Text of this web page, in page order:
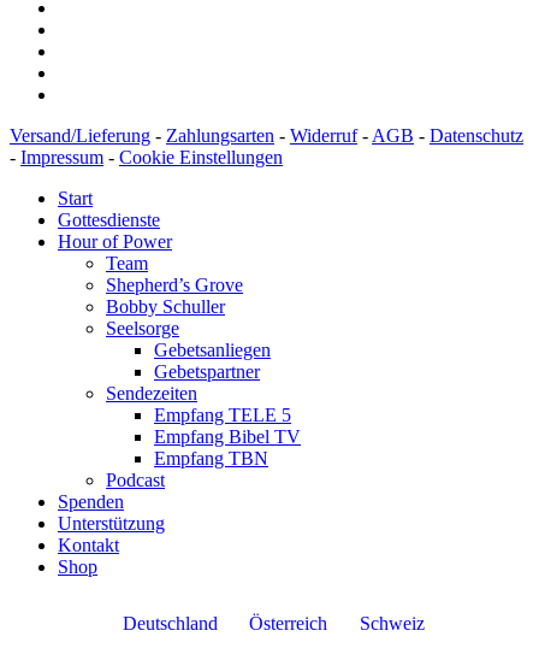
Versand/Lieferung - Zahlungsarten - Widerruf- AGB - Datenschutz
- Impressum - Cookie Einstellungen
Start
Gottesdienste
Hour of Power
Team
Shepherd’s Grove
Bobby Schuller
Seelsorge
Gebetsanliegen
Gebetspartner
Sendezeiten
Empfang TELE 5
Empfang Bibel TV
Empfang TBN
Podcast
Spenden
Unterstützung
Kontakt
Shop
Deutschland Österreich Schweiz